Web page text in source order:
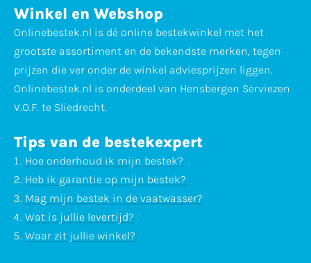
Winkel en Webshop
Onlinebestek.nl is dé online bestekwinkel met het
grootste assortiment en de bekendste merken, tegen
prijzen die ver onder de winkel adviesprijzen liggen.
Onlinebestek.nl is onderdeel van Hensbergen Serviezen
V.O.F. te Sliedrecht.
Tips van de bestekexpert
Hoe onderhoud ik mijn bestek?
Heb ik garantie op mijn bestek?
Mag mijn bestek in de vaatwasser?
Wat is jullie levertijd?
Waar zit jullie winkel?